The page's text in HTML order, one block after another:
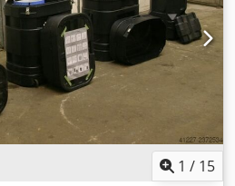
1 / 15